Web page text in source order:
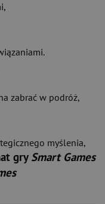
zabrać w podróż,
myślenia,
gry Smart Games